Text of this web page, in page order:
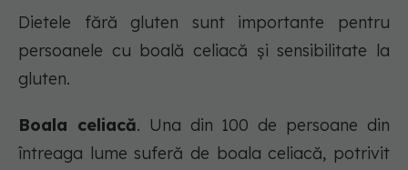
Dietele fără gluten sunt importante pentru
persoanele cu boală celiacă și sensibilitate la
gluten.
Boala celiacă. Una din 100 de persoane din
întreaga lume suferă de boala celiacă, potrivit